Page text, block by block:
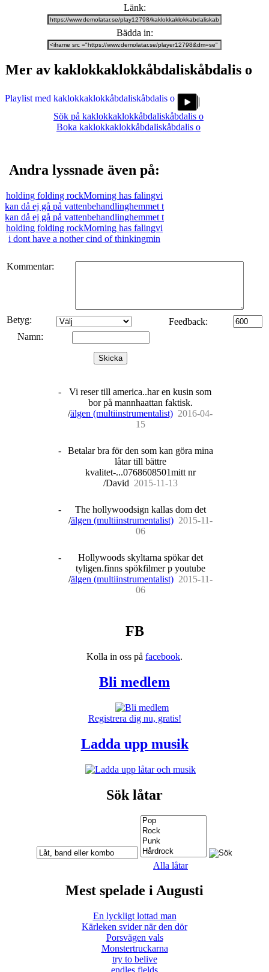
Länk:
Bädda in:
Mer av kaklokkaklokkåbdaliskåbdalis o
Playlist med kaklokkaklokkåbdaliskåbdalis o
Sök på kaklokkaklokkåbdaliskåbdalis o
Boka kaklokkaklokkåbdaliskåbdalis o
Andra lyssnade även på:
holding folding rockMorning has falingvi
kan då ej gå på vattenbehandlinghemmet t
kan då ej gå på vattenbehandlinghemmet t
holding folding rockMorning has falingvi
i dont have a nother cind of thinkingmin
Kommentar:
Betyg:
Feedback:
Namn:
Skicka
-
Vi reser till america..har en kusin som
bor på mannhaattan faktisk.
/älgen (multiinstrumentalist) 2016-04-
15
-
Betalar bra för den som kan göra mina
låtar till bättre
kvalitet-...0768608501mitt nr
/David 2015-11-13
-
The hollywoodsign kallas dom det
/älgen (multiinstrumentalist) 2015-11-
06
-
Hollywoods skyltarna spökar det
tyligen.finns spökfilmer p youtube
/älgen (multiinstrumentalist) 2015-11-
06
FB
Kolla in oss på facebook.
Bli medlem
Registrera dig nu, gratis!
Ladda upp musik
Sök låtar
Alla låtar
Mest spelade i Augusti
En lyckligt lottad man
Kärleken svider när den dör
Porsvägen vals
Monstertruckarna
try to belive